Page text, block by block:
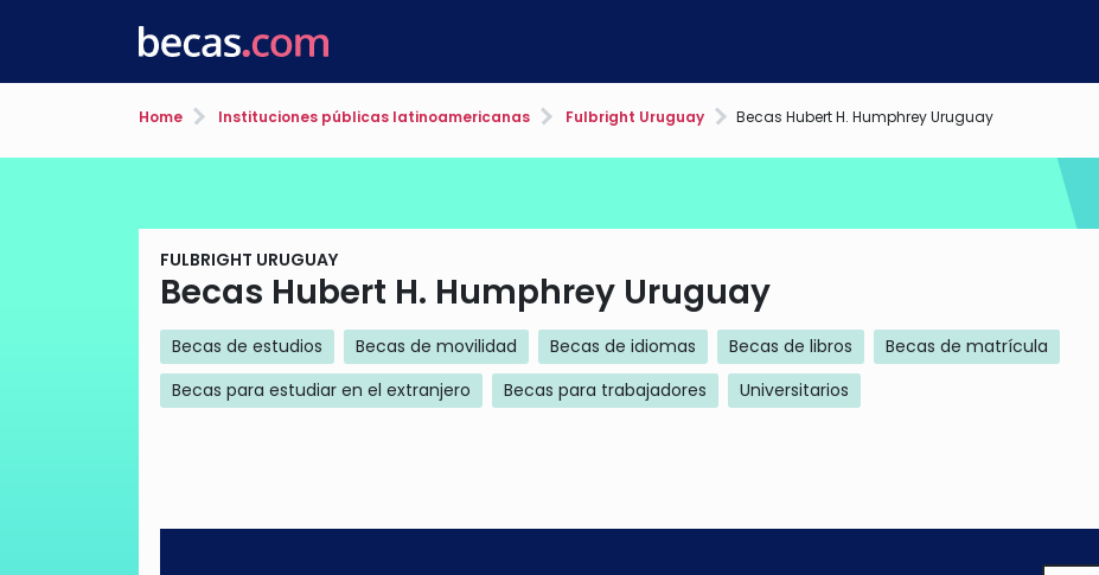
Home Instituciones públicas latinoamericanas Fulbright Uruguay Becas Hubert H. Humphrey Uruguay
FULBRIGHT URUGUAY
Becas Hubert H. Humphrey Uruguay
Becas de estudios Becas de movilidad Becas de idiomas Becas de libros
Becas de matrícula
Becas para estudiar en el extranjero
Becas para trabajadores Universitarios